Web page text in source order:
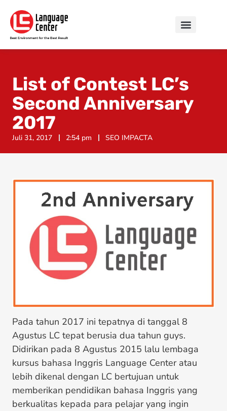
List of Contest LC’s
Second Anniversary
2017
Juli 31, 2017 2:54 pm SEO IMPACTA
Pada tahun 2017 ini tepatnya di tanggal 8
Agustus LC tepat berusia dua tahun guys.
Didirikan pada 8 Agustus 2015 lalu lembaga
kursus bahasa Inggris Language Center atau
lebih dikenal dengan LC bertujuan untuk
memberikan pendidikan bahasa Inggris yang
berkualitas kepada para pelajar yang ingin